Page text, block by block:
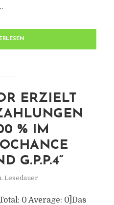
ERZIELT
% IM
G.P.P.4“
Lesedauer
0 Average: 0]Das